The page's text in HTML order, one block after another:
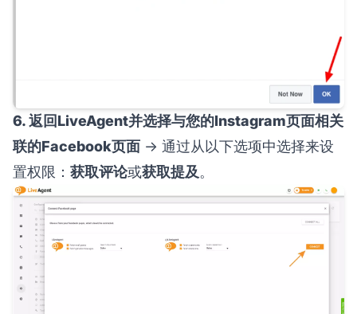
6. 返回LiveAgent并选择与您的Instagram页面相关
联的Facebook页面 → 通过从以下选项中选择来设
置权限： 获取评论或获取提及。